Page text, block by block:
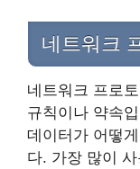
네트워크
네트워크 프로
규칙이나 약속
데이터가 어떻
다. 가장 많이